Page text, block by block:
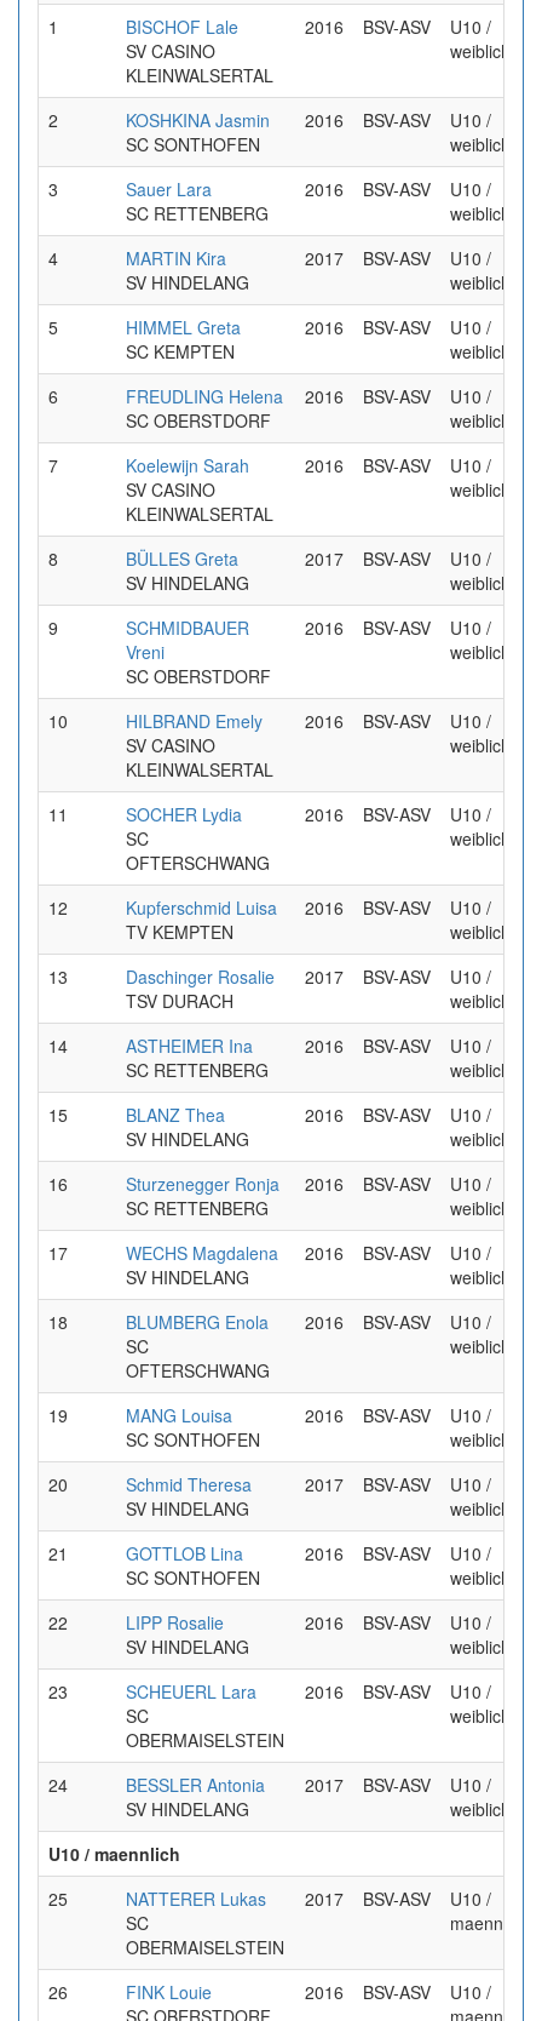
1
BISCHOF Lale
SV CASINO
KLEINWALSERTAL
2016 BSV-ASV
U10 /
weiblich
2
KOSHKINA Jasmin
SC SONTHOFEN
2016 BSV-ASV
U10 /
weiblich
3
Sauer Lara
SC RETTENBERG
2016 BSV-ASV
U10 /
weiblich
4
MARTIN Kira
SV HINDELANG
2017 BSV-ASV
U10 /
weiblich
5
HIMMEL Greta
SC KEMPTEN
2016 BSV-ASV
U10 /
weiblich
6
FREUDLING Helena
SC OBERSTDORF
2016 BSV-ASV
U10 /
weiblich
7
Koelewijn Sarah
SV CASINO
KLEINWALSERTAL
2016 BSV-ASV
U10 /
weiblich
8
BÜLLES Greta
SV HINDELANG
2017 BSV-ASV
U10 /
weiblich
9
SCHMIDBAUER
Vreni
SC OBERSTDORF
2016 BSV-ASV
U10 /
weiblich
10
HILBRAND Emely
SV CASINO
KLEINWALSERTAL
2016 BSV-ASV
U10 /
weiblich
11
SOCHER Lydia
SC
OFTERSCHWANG
2016 BSV-ASV
U10 /
weiblich
12
Kupferschmid Luisa
TV KEMPTEN
2016 BSV-ASV
U10 /
weiblich
13
Daschinger Rosalie
TSV DURACH
2017 BSV-ASV
U10 /
weiblich
14
ASTHEIMER Ina
SC RETTENBERG
2016 BSV-ASV
U10 /
weiblich
15
BLANZ Thea
SV HINDELANG
2016 BSV-ASV
U10 /
weiblich
16
Sturzenegger Ronja
SC RETTENBERG
2016 BSV-ASV
U10 /
weiblich
17
WECHS Magdalena
SV HINDELANG
2016 BSV-ASV
U10 /
weiblich
18
BLUMBERG Enola
SC
OFTERSCHWANG
2016 BSV-ASV
U10 /
weiblich
19
MANG Louisa
SC SONTHOFEN
2016 BSV-ASV
U10 /
weiblich
20
Schmid Theresa
SV HINDELANG
2017 BSV-ASV
U10 /
weiblich
21
GOTTLOB Lina
SC SONTHOFEN
2016 BSV-ASV
U10 /
weiblich
22
LIPP Rosalie
SV HINDELANG
2016 BSV-ASV
U10 /
weiblich
23
SCHEUERL Lara
SC
OBERMAISELSTEIN
2016 BSV-ASV
U10 /
weiblich
24
BESSLER Antonia
SV HINDELANG
2017 BSV-ASV
U10 /
weiblich
U10 / maennlich
25
NATTERER Lukas
SC
OBERMAISELSTEIN
2017 BSV-ASV
U10 /
maennlich
26
FINK Louie
2016 BSV-ASV
U10 /